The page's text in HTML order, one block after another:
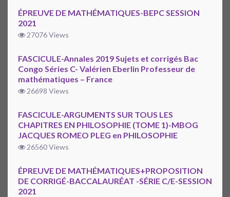
ÉPREUVE DE MATHÉMATIQUES-BEPC SESSION
2021
27076 Views
FASCICULE-Annales 2019 Sujets et corrigés Bac
Congo Séries C- Valérien Eberlin Professeur de
mathématiques – France
26698 Views
FASCICULE-ARGUMENTS SUR TOUS LES
CHAPITRES EN PHILOSOPHIE (TOME 1)-MBOG
JACQUES ROMEO PLEG en PHILOSOPHIE
26560 Views
ÉPREUVE DE MATHÉMATIQUES+PROPOSITION
DE CORRIGÉ-BACCALAURÉAT -SÉRIE C/E-SESSION
2021